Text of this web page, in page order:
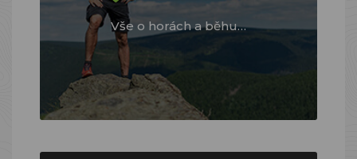
Vše o horách a běhu…